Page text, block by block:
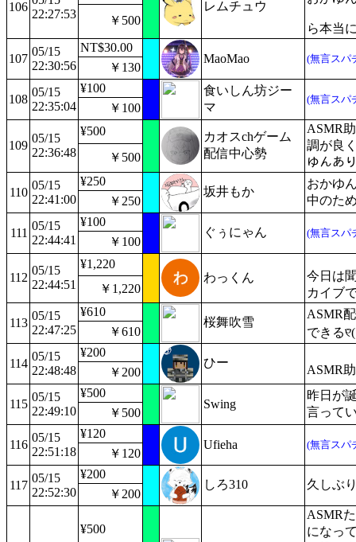
106
22:27:53
レムチュウ
ら本当
￥500
107
05/15
22:30:56
NT$30.00
MaoMao
(無言スパ
￥130
108
05/15
22:35:04
¥100
食いしん坊ジー
マ
(無言スパ
￥100
109
05/15
22:36:48
¥500
カオスchゲーム
配信中心勢
ASMR
調が良
ゆんあ
￥500
110
05/15
22:41:00
¥250
坂井もか
おかゆ
中のた
￥250
111
05/15
22:44:41
¥100
ぐぅにゃん (無言スパ
￥100
112
05/15
22:44:51
¥1,220
わっくん
今日は
カイブ
￥1,220
113
05/15
22:47:25
¥610
桜舞吹雪
ASMR
でき
￥610
114
05/15
22:48:48
¥200
ひー
ASMR
￥200
115
05/15
22:49:10
¥500
Swing
昨日が
言って
￥500
116
05/15
22:51:18
¥120
Ufieha
(無言スパ
￥120
117
05/15
22:52:30
¥200
しろ310 久しぶ
￥200
¥500
ASMR
になっ